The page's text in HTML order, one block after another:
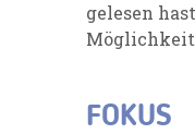
gelesen
FOKUS